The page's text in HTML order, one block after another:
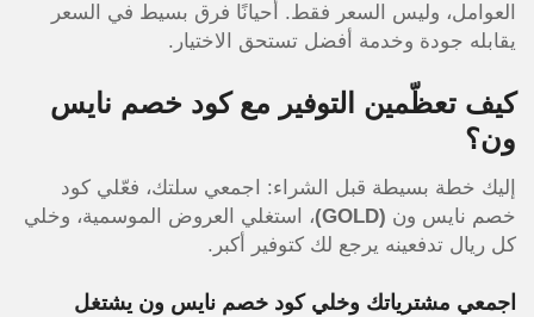
العوامل، وليس السعر فقط. أحيانًا فرق بسيط في السعر
يقابله جودة وخدمة أفضل تستحق الاختيار.
كيف تعظّمين التوفير مع كود خصم نايس
ون؟
إليك خطة بسيطة قبل الشراء: اجمعي سلتك، فعّلي كود
خصم نايس ون (GOLD)
، استغلي العروض الموسمية، وخلي
كل ريال تدفعينه يرجع لك كتوفير أكبر.
اجمعي مشترياتك وخلي كود خصم نايس ون يشتغل